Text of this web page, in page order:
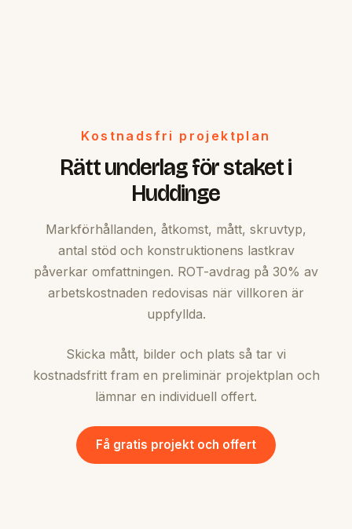
Kostnadsfri projektplan
Rätt underlag för staket i
Huddinge
Markförhållanden, åtkomst, mått, skruvtyp,
antal stöd och konstruktionens lastkrav
påverkar omfattningen. ROT-avdrag på 30% av
arbetskostnaden redovisas när villkoren är
uppfyllda.
Skicka mått, bilder och plats så tar vi
kostnadsfritt fram en preliminär projektplan och
lämnar en individuell offert.
Få gratis projekt och offert